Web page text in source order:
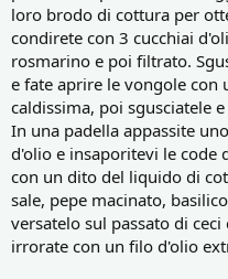
loro brodo di cottura per
condirete con 3 cucchiai
rosmarino e poi filtrato.
e fate aprire le vongole con
caldissima, poi sgusciatele
In una padella appassite
d'olio e insaporitevi le code
con un dito del liquido di
sale, pepe macinato,
versatelo sul passato di
irrorate con un filo d'olio